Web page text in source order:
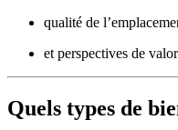
qualité de
et perspectives de
Quels types de